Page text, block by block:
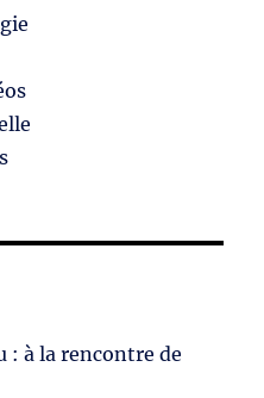
: à la rencontre de